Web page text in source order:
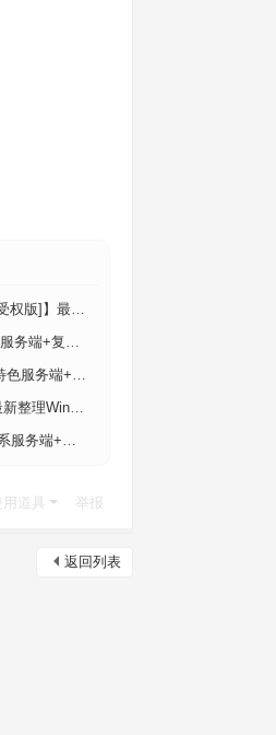
系特色端+安
+情怀复古
授权物品后台
端+GM授权后
+详细搭建教
道具 举报
返回列表